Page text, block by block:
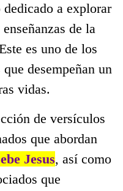
a explorar
de la
es uno de los
desempeñan un
vidas.
de versículos
que abordan
Jesus, así como
que